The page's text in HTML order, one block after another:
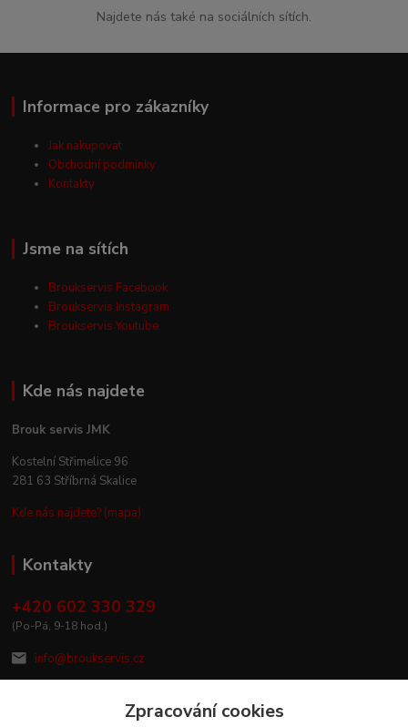
Najdete nás také na sociálních sítích.
Informace pro zákazníky
Jak nakupovat
Obchodní podmínky
Kontakty
Jsme na sítích
Broukservis Facebook
Broukservis Instagram
Broukservis Youtube
Kde nás najdete
Brouk servis JMK
Kostelní Střimelice 96
281 63 Stříbrná Skalice
Kde nás najdete? (mapa)
Kontakty
+420 602 330 329
(Po-Pá, 9-18 hod.)
info@broukservis.cz
Zpracování cookies